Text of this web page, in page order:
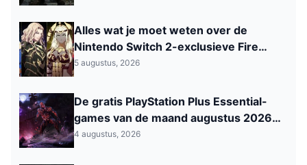
Alles wat je moet weten over de
Nintendo Switch 2-exclusieve Fire
Emblem: Fortune’s Weave
5 augustus, 2026
De gratis PlayStation Plus Essential-
games van de maand augustus 2026
zijn nu beschikbaar
4 augustus, 2026